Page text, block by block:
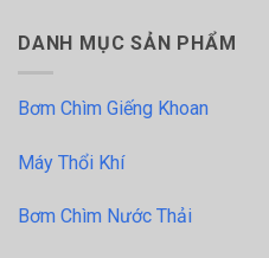
DANH MỤC SẢN PHẨM
Bơm Chìm Giếng Khoan
Máy Thổi Khí
Bơm Chìm Nước Thải